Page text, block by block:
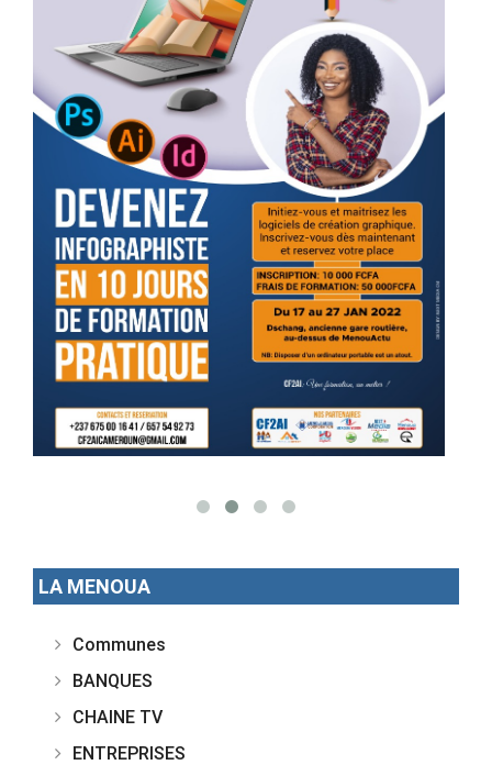
LA MENOUA
Communes
BANQUES
CHAINE TV
ENTREPRISES